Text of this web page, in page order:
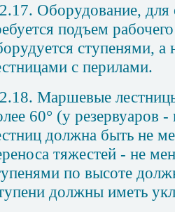
Оборудование, для
подъем
ступенями,
с перилами.
Маршевые
60° (у резервуаров
должна быть не
тяжестей - не
по высоте
должны иметь